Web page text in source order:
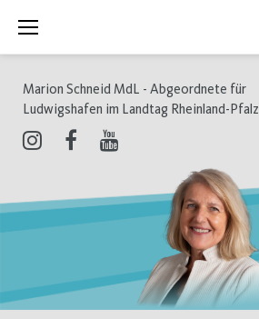
Inhalt
Marion Schneid MdL - Abgeordnete für
Ludwigshafen im Landtag Rheinland-Pfalz